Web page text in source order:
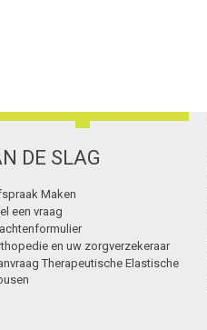
DE SLAG
Maken
een vraag
en uw zorgverzekeraar
Therapeutische Elastische